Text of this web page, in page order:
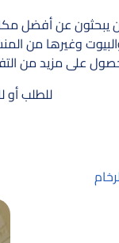
يبحثون عن أفضل
والبيوت وغيرها
على مزيد من
للطلب أو